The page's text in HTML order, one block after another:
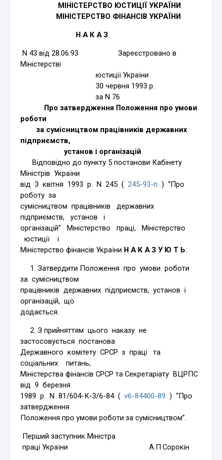
МІНІСТЕРСТВО ЮСТИЦІЇ УКРАЇНИ
МІНІСТЕРСТВО ФІНАНСІВ УКРАЇНИ
Н А К А З
N 43 від 28.06.93 Зареєстровано в
Міністерстві
юстиції України
30 червня 1993 р.
за N 76
Про затвердження Положення про умови
роботи
за сумісництвом працівників державних
підприємств,
установ і організацій
Відповідно до пункту 5 постанови Кабінету
Міністрів України
від 3 квітня 1993 р. N 245 (245-93-п ) “Про
роботу за
сумісництвом працівників державних
підприємств, установ і
організацій” Міністерство праці, Міністерство
юстиції і
Міністерство фінансів України Н А К А З У Ю Т Ь:
1. Затвердити Положення про умови роботи
за сумісництвом
працівників державних підприємств, установ і
організацій, що
додається.
2. З прийняттям цього наказу не
застосовується постанова
Державного комітету СРСР з праці та
соціальних питань,
Міністерства фінансів СРСР та Секретаріату ВЦРПС
від 9 березня
1989 р. N 81/604-К-3/6-84 (v6-84400-89 ) “Про
затвердження
Положення про умови роботи за сумісництвом”.
Перший заступник Міністра
праці України А.П.Сорокін